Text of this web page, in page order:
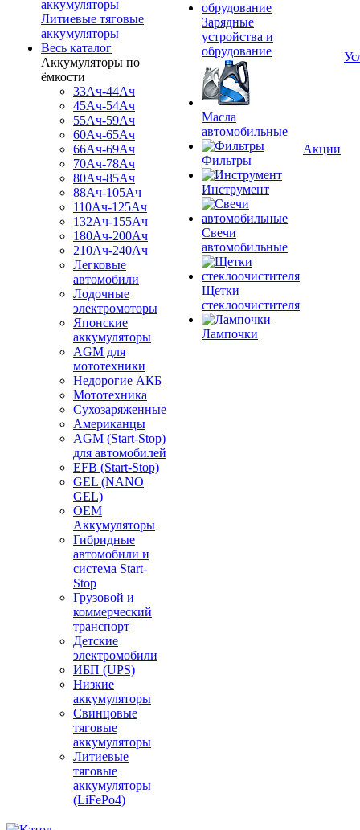
аккумуляторы
Литиевые тяговые
аккумуляторы
Весь каталог
Аккумуляторы по
ёмкости
33Ач-44Ач
45Ач-54Ач
55Ач-59Ач
60Ач-65Ач
66Ач-69Ач
70Ач-78Ач
80Ач-85Ач
88Ач-105Ач
110Ач-125Ач
132Ач-155Ач
180Ач-200Ач
210Ач-240Ач
Легковые
автомобили
Лодочные
электромоторы
Японские
аккумуляторы
AGM для
мототехники
Недорогие АКБ
Мототехника
Сухозаряженные
Американцы
AGM (Start-Stop)
для автомобилей
EFB (Start-Stop)
GEL (NANO
GEL)
OEM
Аккумуляторы
Гибридные
автомобили и
система Start-
Stop
Грузовой и
коммерческий
транспорт
Детские
электромобили
ИБП (UPS)
Низкие
аккумуляторы
Свинцовые
тяговые
аккумуляторы
Литиевые
тяговые
аккумуляторы
(LiFePo4)
Зарядные
устройства и
обрудование
Масла
автомобильные
Фильтры
Инструмент
Свечи
автомобильные
Щетки
стеклоочистителя
Лампочки
Акции